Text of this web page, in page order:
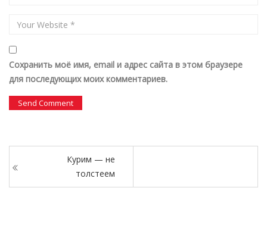
Сохранить моё имя, email и адрес сайта в этом браузере
для последующих моих комментариев.
Курим — не
толстеем